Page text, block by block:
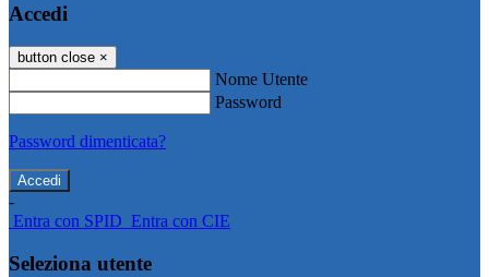
Accedi
button close ×
Nome Utente
Password
Password dimenticata?
-
Entra con SPID Entra con CIE
Seleziona utente